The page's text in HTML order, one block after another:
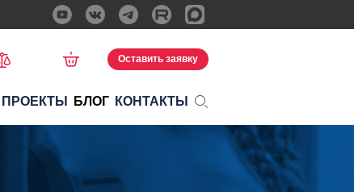
Оставить заявку
ПРОЕКТЫ БЛОГ КОНТАКТЫ